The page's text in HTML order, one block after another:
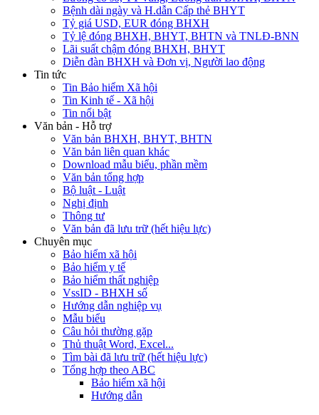
Bệnh dài ngày và H.dẫn Cấp thẻ BHYT
Tỷ giá USD, EUR đóng BHXH
Tỷ lệ đóng BHXH, BHYT, BHTN và TNLĐ-BNN
Lãi suất chậm đóng BHXH, BHYT
Diễn đàn BHXH và Đơn vị, Người lao động
Tin tức
Tin Bảo hiểm Xã hội
Tin Kinh tế - Xã hội
Tin nổi bật
Văn bản - Hỗ trợ
Văn bản BHXH, BHYT, BHTN
Văn bản liên quan khác
Download mẫu biểu, phần mềm
Văn bản tổng hợp
Bộ luật - Luật
Nghị định
Thông tư
Văn bản đã lưu trữ (hết hiệu lực)
Chuyên mục
Bảo hiểm xã hội
Bảo hiểm y tế
Bảo hiểm thất nghiệp
VssID - BHXH số
Hướng dẫn nghiệp vụ
Mẫu biểu
Câu hỏi thường gặp
Thủ thuật Word, Excel...
Tìm bài đã lưu trữ (hết hiệu lực)
Tổng hợp theo ABC
Bảo hiểm xã hội
Hướng dẫn